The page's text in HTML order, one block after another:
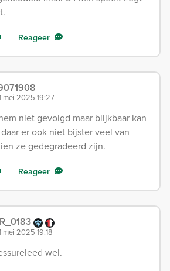
Reageer
mei 2025 19:27
niet gevolgd maar blijkbaar kan
er ook niet bijster veel van
ze gedegradeerd zijn.
Reageer
mei 2025 19:18
wel.